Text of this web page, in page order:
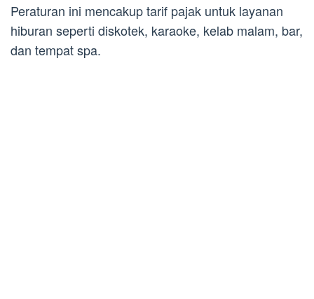
Peraturan ini mencakup tarif pajak untuk layanan
hiburan seperti diskotek, karaoke, kelab malam, bar,
dan tempat spa.